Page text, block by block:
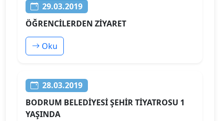
29.03.2019
ÖĞRENCİLERDEN ZİYARET
Oku
28.03.2019
BODRUM BELEDİYESİ ŞEHİR TİYATROSU 1
YAŞINDA